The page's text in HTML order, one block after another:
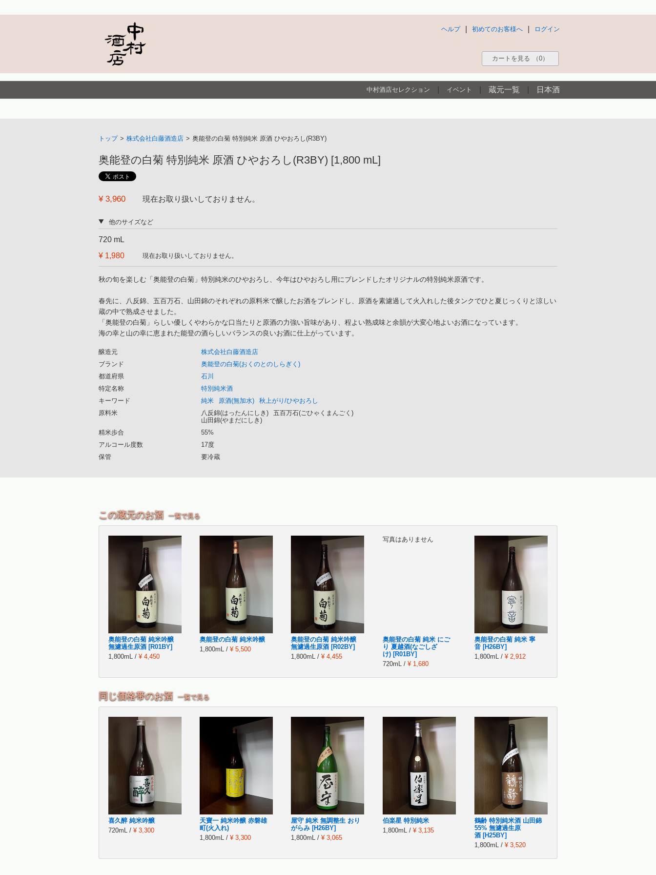
ログイン
初めてのお客様へ
ヘルプ
カートを見る （0）
中村酒店セレクション イベント 蔵元一覧 日本酒
トップ > 株式会社白藤酒造店 > 奥能登の白菊 特別純米 原酒 ひやおろし(R3BY)
奥能登の白菊 特別純米 原酒 ひやおろし(R3BY) [1,800 mL]
¥ 3,960 現在お取り扱いしておりません。
他のサイズなど
720 mL
¥ 1,980
現在お取り扱いしておりません。
秋の旬を楽しむ「奥能登の白菊」特別純米のひやおろし、今年はひやおろし用にブレンドしたオリジナルの特別純米原酒です。
春先に、八反錦、五百万石、山田錦のそれぞれの原料米で醸したお酒をブレンドし、原酒を素濾過して火入れした後タンクでひと夏じっくりと涼しい
蔵の中で熟成させました。
「奥能登の白菊」らしい優しくやわらかな口当たりと原酒の力強い旨味があり、程よい熟成味と余韻が大変心地よいお酒になっています。
海の幸と山の幸に恵まれた能登の酒らしいバランスの良いお酒に仕上がっています。
醸造元
株式会社白藤酒造店
ブランド
奥能登の白菊(おくのとのしらぎく)
都道府県
石川
特定名称
特別純米酒
キーワード
純米 原酒(無加水)
秋上がり/ひやおろし
原料米
八反錦(はったんにしき)
五百万石(ごひゃくまんごく)
山田錦(やまだにしき)
精米歩合
55%
アルコール度数
17度
保管
要冷蔵
この蔵元のお酒 一覧で見る
奥能登の白菊 純米吟醸
無濾過生原酒 [R01BY]
1,800mL / ¥ 4,450
奥能登の白菊 純米吟醸
1,800mL / ¥ 5,500
奥能登の白菊 純米吟醸
無濾過生原酒 [R02BY]
1,800mL / ¥ 4,455
写真はありません
奥能登の白菊 純米 にご
り 夏越酒(なごしざ
け) [R01BY]
720mL / ¥ 1,680
奥能登の白菊 純米 寧
音 [H26BY]
1,800mL / ¥ 2,912
同じ価格帯のお酒 一覧で見る
喜久醉 純米吟醸
720mL / ¥ 3,300
天寶一 純米吟醸 赤磐雄
町(火入れ)
1,800mL / ¥ 3,300
屋守 純米 無調整生 おり
がらみ [H26BY]
1,800mL / ¥ 3,065
伯楽星 特別純米
1,800mL / ¥ 3,135
鶴齢 特別純米酒 山田錦
55% 無濾過生原
酒 [H25BY]
1,800mL / ¥ 3,520